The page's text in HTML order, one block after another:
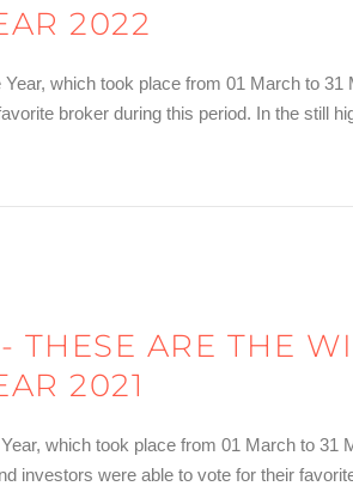
2022
which took place from 01 March to
broker during this period. In the still
THESE ARE THE
2021
which took place from 01 March to 31
investors were able to vote for their